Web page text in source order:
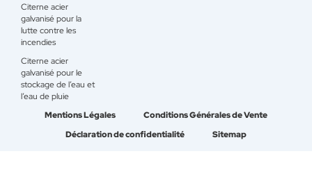
Citerne acier
galvanisé pour la
lutte contre les
incendies
Citerne acier
galvanisé pour le
stockage de l’eau et
l’eau de pluie
Mentions Légales
Conditions Générales de Vente
Déclaration de confidentialité
Sitemap